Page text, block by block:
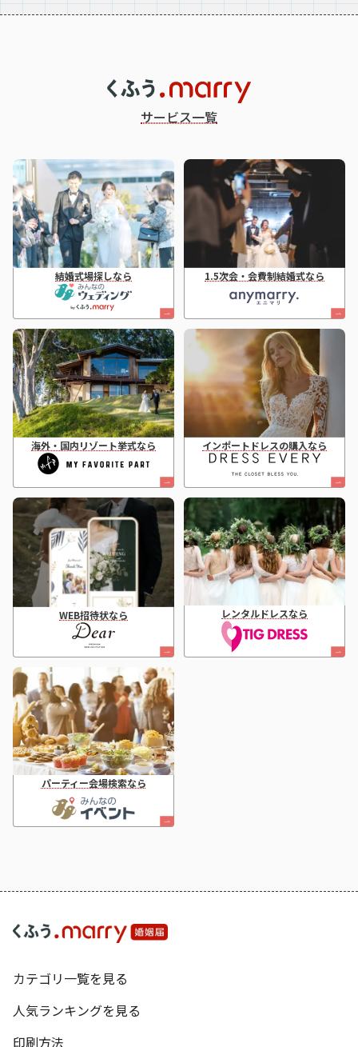
サービス一覧
結婚式場探しなら 1.5次会・会費制結婚式なら
海外・国内リゾート挙式なら インポートドレスの購入なら
WEB招待状なら レンタルドレスなら
パーティー会場検索なら
カテゴリ一覧を見る
人気ランキングを見る
印刷方法